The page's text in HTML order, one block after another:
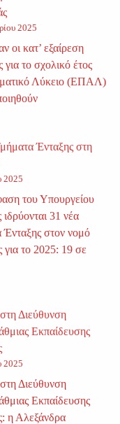
2025
οι κατ’ εξαίρεση
για το σχολικό έτος
Λύκειο (ΕΠΑΛ)
Ένταξης στη
2025
του Υπουργείου
ιδρύονται 31 νέα
στον νομό
για το 2025: 19 σε
Διεύθυνση
Εκπαίδευσης
2025
Διεύθυνση
Εκπαίδευσης
η Αλεξάνδρα